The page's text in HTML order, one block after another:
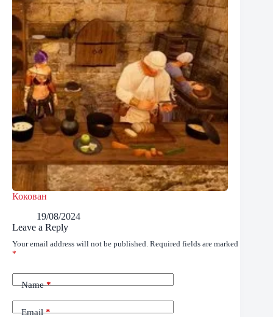
Кокован
19/08/2024
Leave a Reply
Your email address will not be published. Required fields are marked
*
Name*
Email*